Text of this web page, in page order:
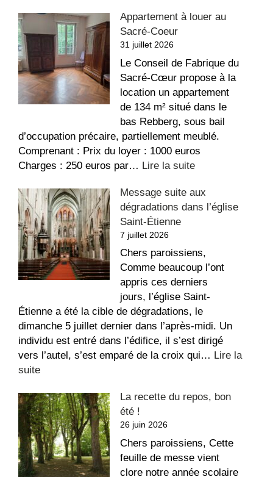
Appartement à louer au
Sacré-Coeur
31 juillet 2026
Le Conseil de Fabrique du
Sacré-Cœur propose à la
location un appartement
de 134 m² situé dans le
bas Rebberg, sous bail
d’occupation précaire, partiellement meublé.
Comprenant : Prix du loyer : 1000 euros
Charges : 250 euros par… Lire la suite:
à
louer
Coeur
Message suite aux
dégradations dans l’église
Saint-Étienne
7 juillet 2026
Chers paroissiens,
Comme beaucoup l’ont
appris ces derniers
jours, l’église Saint-
Étienne a été la cible de dégradations, le
dimanche 5 juillet dernier dans l’après-midi. Un
individu est entré dans l’édifice, il s’est dirigé
vers l’autel, s’est emparé de la croix qui… Lire la
suite:
suite
aux
dégradations
dans
l’église
Saint-
La recette du repos, bon
été !
26 juin 2026
Chers paroissiens, Cette
feuille de messe vient
clore notre année scolaire